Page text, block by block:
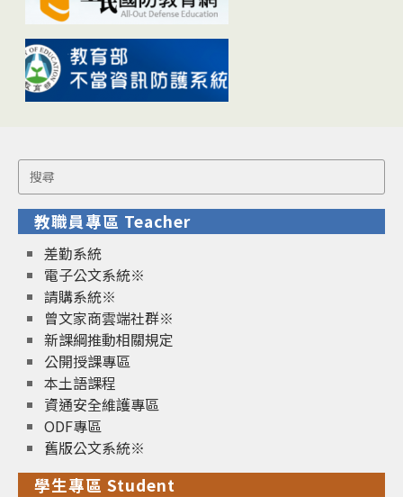
Search
for:
教職員專區 Teacher
差勤系統
電子公文系統※
請購系統※
曾文家商雲端社群※
新課綱推動相關規定
公開授課專區
本土語課程
資通安全維護專區
ODF專區
舊版公文系統※
學生專區 Student